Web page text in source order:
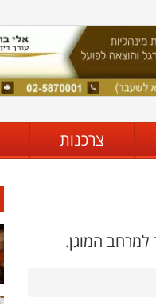
צרכנות
המוגן.